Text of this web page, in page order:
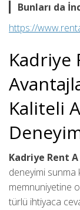
Bunları da
https://
Kadriye
Kaliteli
Kadriye Rent
deneyimi
memnuniyetine
türlü ihtiyaca